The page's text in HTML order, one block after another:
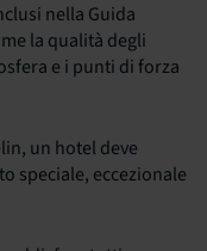
nella Guida
la qualità degli
e i punti di forza
un hotel deve
speciale, eccezionale